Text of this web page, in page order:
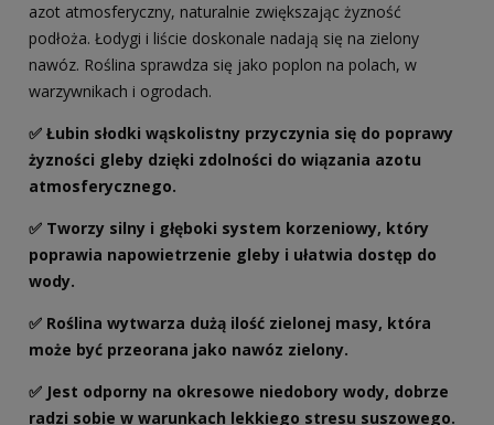
azot atmosferyczny, naturalnie zwiększając żyzność
podłoża. Łodygi i liście doskonale nadają się na zielony
nawóz. Roślina sprawdza się jako poplon na polach, w
warzywnikach i ogrodach.
✅ Łubin słodki wąskolistny przyczynia się do poprawy
żyzności gleby dzięki zdolności do wiązania azotu
atmosferycznego.
✅ Tworzy silny i głęboki system korzeniowy, który
poprawia napowietrzenie gleby i ułatwia dostęp do
wody.
✅ Roślina wytwarza dużą ilość zielonej masy, która
może być przeorana jako nawóz zielony.
✅ Jest odporny na okresowe niedobory wody, dobrze
radzi sobie w warunkach lekkiego stresu suszowego.